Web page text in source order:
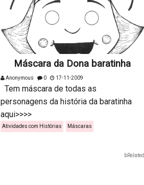
Máscara da Dona baratinha
Anonymous 0 17-11-2009
Tem máscara de todas as
personagens da história da baratinha
aqui>>>>
Atividades com Histórias Máscaras
bRelated